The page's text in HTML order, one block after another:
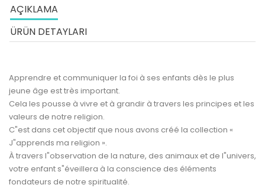
AÇIKLAMA
ÜRÜN DETAYLARI
Apprendre et communiquer la foi à ses enfants dès le plus
jeune âge est très important.
Cela les pousse à vivre et à grandir à travers les principes et les
valeurs de notre religion.
C"est dans cet objectif que nous avons créé la collection «
J"apprends ma religion ».
À travers l"observation de la nature, des animaux et de l"univers,
votre enfant s"éveillera à la conscience des éléments
fondateurs de notre spiritualité.